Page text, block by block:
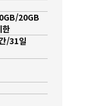
20GB
/31일